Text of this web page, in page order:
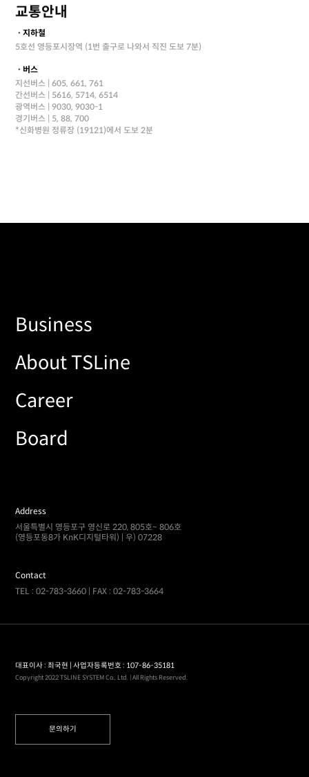
교통안내
ㆍ지하철
5호선 영등포시장역 (1번 출구로 나와서 직진 도보 7분)
ㆍ버스
지선버스 | 605, 661, 761
간선버스 | 5616, 5714, 6514
광역버스 | 9030, 9030-1
경기버스 | 5, 88, 700
*신화병원 정류장 (19121)에서 도보 2분
Business
About TSLine
Career
Board
Address
서울특별시 영등포구 영신로 220, 805호~ 806호
(영등포동8가 KnK디지털타워) | 우) 07228
Contact
TEL : 02-783-3660 | FAX : 02-783-3664
대표이사 : 최국현 | 사업자등록번호 : 107-86-35181
Copyright 2022 TSLINE SYSTEM Co., Ltd. | All Rights Reserved.
문의하기